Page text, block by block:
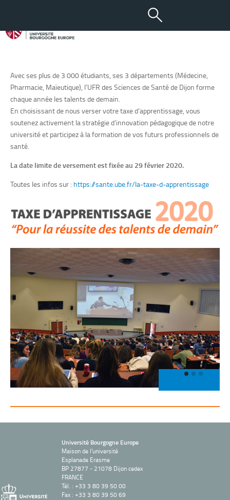
28 JAN 2020
Taxe d’apprentissage 2020
Avec ses plus de 3 000 étudiants, ses 3 départements (Médecine,
Pharmacie, Maïeutique), l’UFR des Sciences de Santé de Dijon forme
chaque année les talents de demain.
En choisissant de nous verser votre taxe d’apprentissage, vous
soutenez activement la stratégie d’innovation pédagogique de notre
université et participez à la formation de vos futurs professionnels de
santé.
La date limite de versement est fixée au 29 février 2020.
Toutes les infos sur : https://sante.ube.fr/la-taxe-d-apprentissage
Université Bourgogne Europe
Maison de l'université
Esplanade Erasme
BP 27877 - 21078 Dijon cedex
FRANCE
Tél. : +33 3 80 39 50 00
Fax : +33 3 80 39 50 69